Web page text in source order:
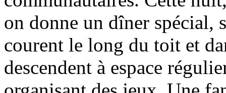
on donne un dîner spécial,
courent le long du toit et
descendent à espace